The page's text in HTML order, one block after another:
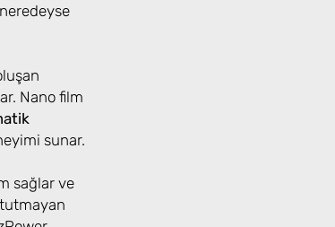
Nano film
sunar.
sağlar ve